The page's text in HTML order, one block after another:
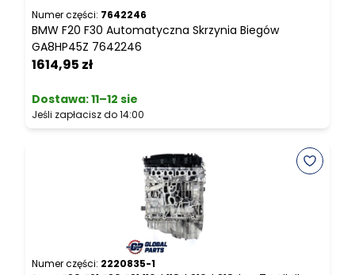
Numer części: 7642246
BMW F20 F30 Automatyczna Skrzynia Biegów
GA8HP45Z 7642246
1614,95 zł
Dostawa:11–12 sie
Jeśli zapłacisz do 14:00
Numer części: 2220835-1